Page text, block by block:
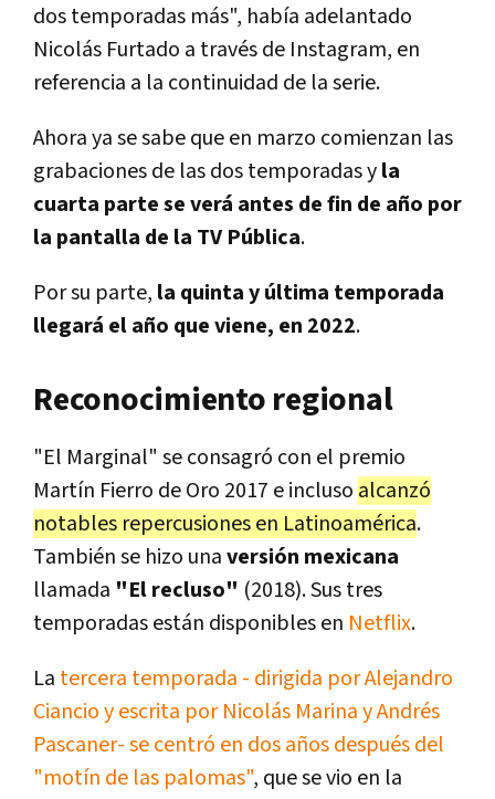
dos temporadas más", había adelantado
Nicolás Furtado a través de Instagram, en
referencia a la continuidad de la serie.
Ahora ya se sabe que en marzo comienzan las
grabaciones de las dos temporadas yla
cuarta parte se verá antes de fin de año por
la pantalla de la TV Pública.
Por su parte, la quinta y última temporada
llegará el año que viene, en 2022.
Reconocimiento regional
"El Marginal" se consagró con el premio
Martín Fierro de Oro 2017 e incluso alcanzó
notables repercusiones en Latinoamérica.
También se hizo unaversión mexicana
llamada "El recluso" (2018). Sus tres
temporadas están disponibles en Netflix.
La tercera temporada - dirigida por Alejandro
Ciancio y escrita por Nicolás Marina y Andrés
Pascaner- se centró en dos años después del
"motín de las palomas", que se vio en la